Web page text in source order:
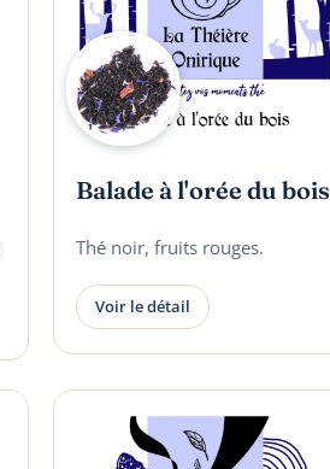
Balade à l'orée du bois
Thé noir, fruits rouges.
Voir le détail